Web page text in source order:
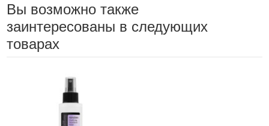
Вы возможно также
заинтересованы в следующих
товарах